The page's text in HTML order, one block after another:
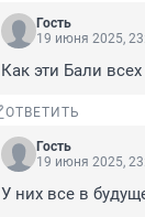
Гость
19 июня 2025,
Как эти Бали
ОТВЕТИТЬ
Гость
19 июня 2025,
У них все в